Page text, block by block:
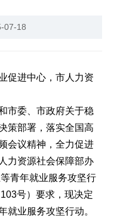
07-18
促进中心，市人力资
委、市政府关于稳
策部署，落实全国高
会议精神，全力促进
力资源社会保障部办
青年就业服务攻坚行
号）要求，现决定
就业服务攻坚行动。